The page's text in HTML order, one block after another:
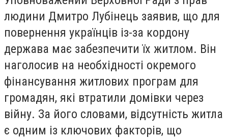
людини Дмитро Лубінець заявив, що для
повернення українців із-за кордону
держава має забезпечити їх житлом. Він
наголосив на необхідності окремого
фінансування житлових програм для
громадян, які втратили домівки через
війну. За його словами, відсутність житла
є одним із ключових факторів, що